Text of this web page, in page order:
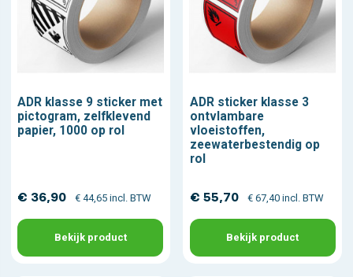
ADR klasse 9 sticker met
pictogram, zelfklevend
papier, 1000 op rol
€ 36,90 € 44,65 incl. BTW
Bekijk product
ADR sticker klasse 3
ontvlambare
vloeistoffen,
zeewaterbestendig op
rol
€ 55,70 € 67,40 incl. BTW
Bekijk product